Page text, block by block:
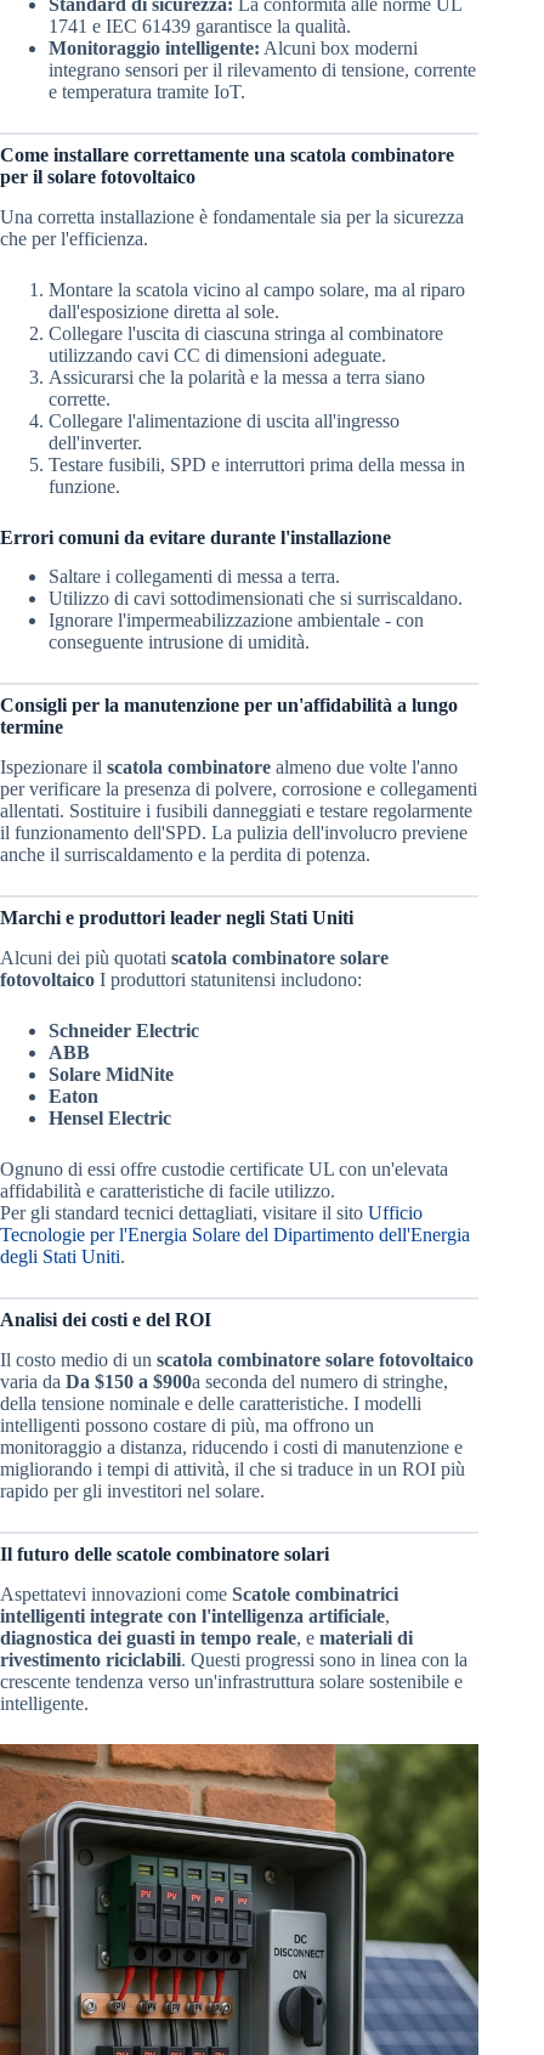
1741 e IEC 61439 garantisce la qualità.
Monitoraggio intelligente: Alcuni box moderni
integrano sensori per il rilevamento di tensione, corrente
e temperatura tramite IoT.
Come installare correttamente una scatola combinatore
per il solare fotovoltaico
Una corretta installazione è fondamentale sia per la sicurezza
che per l'efficienza.
Montare la scatola vicino al campo solare, ma al riparo
dall'esposizione diretta al sole.
Collegare l'uscita di ciascuna stringa al combinatore
utilizzando cavi CC di dimensioni adeguate.
Assicurarsi che la polarità e la messa a terra siano
corrette.
Collegare l'alimentazione di uscita all'ingresso
dell'inverter.
Testare fusibili, SPD e interruttori prima della messa in
funzione.
Errori comuni da evitare durante l'installazione
Saltare i collegamenti di messa a terra.
Utilizzo di cavi sottodimensionati che si surriscaldano.
Ignorare l'impermeabilizzazione ambientale - con
conseguente intrusione di umidità.
Consigli per la manutenzione per un'affidabilità a lungo
termine
Ispezionare il scatola combinatore almeno due volte l'anno
per verificare la presenza di polvere, corrosione e collegamenti
allentati. Sostituire i fusibili danneggiati e testare regolarmente
il funzionamento dell'SPD. La pulizia dell'involucro previene
anche il surriscaldamento e la perdita di potenza.
Marchi e produttori leader negli Stati Uniti
Alcuni dei più quotati scatola combinatore solare
fotovoltaico I produttori statunitensi includono:
Schneider Electric
ABB
Solare MidNite
Eaton
Hensel Electric
Ognuno di essi offre custodie certificate UL con un'elevata
affidabilità e caratteristiche di facile utilizzo.
Per gli standard tecnici dettagliati, visitare il sito Ufficio
Tecnologie per l'Energia Solare del Dipartimento dell'Energia
degli Stati Uniti.
Analisi dei costi e del ROI
Il costo medio di un scatola combinatore solare fotovoltaico
varia da Da $150 a $900a seconda del numero di stringhe,
della tensione nominale e delle caratteristiche. I modelli
intelligenti possono costare di più, ma offrono un
monitoraggio a distanza, riducendo i costi di manutenzione e
migliorando i tempi di attività, il che si traduce in un ROI più
rapido per gli investitori nel solare.
Il futuro delle scatole combinatore solari
Aspettatevi innovazioni come Scatole combinatrici
intelligenti integrate con l'intelligenza artificiale,
diagnostica dei guasti in tempo reale, e materiali di
rivestimento riciclabili. Questi progressi sono in linea con la
crescente tendenza verso un'infrastruttura solare sostenibile e
intelligente.